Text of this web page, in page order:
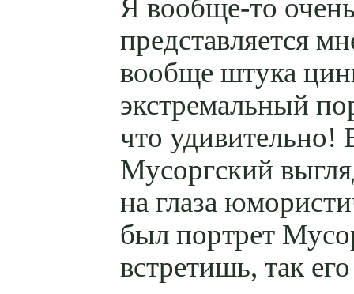
Я вообще-то
представляется
вообще штука
экстремальный
что удивительно!
Мусоргский
на глаза
был портрет
встретишь, так